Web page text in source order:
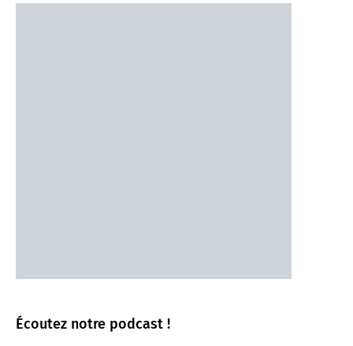
Écoutez notre podcast !